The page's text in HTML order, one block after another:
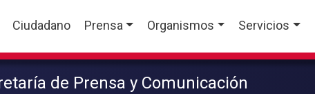
Ciudadano Prensa Organismos Servicios
de Prensa y Comunicación